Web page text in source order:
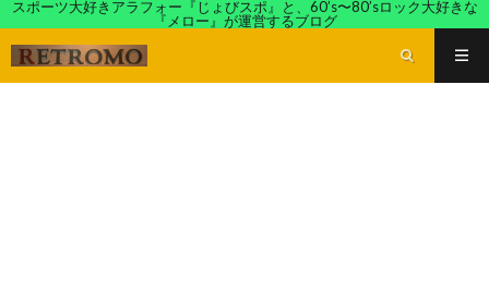
スポーツ大好きアラフォー『じょびスポ』と、60’s〜80’sロック大好きな
『メロー』が運営するブログ